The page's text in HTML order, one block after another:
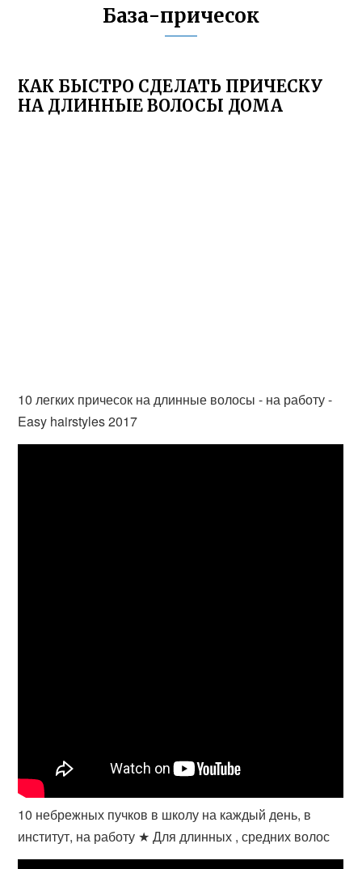
База-причесок
КАК БЫСТРО СДЕЛАТЬ ПРИЧЕСКУ
НА ДЛИННЫЕ ВОЛОСЫ ДОМА
10 легких причесок на длинные волосы - на работу -
Easy hairstyles 2017
10 небрежных пучков в школу на каждый день, в
институт, на работу ★ Для длинных , средних волос